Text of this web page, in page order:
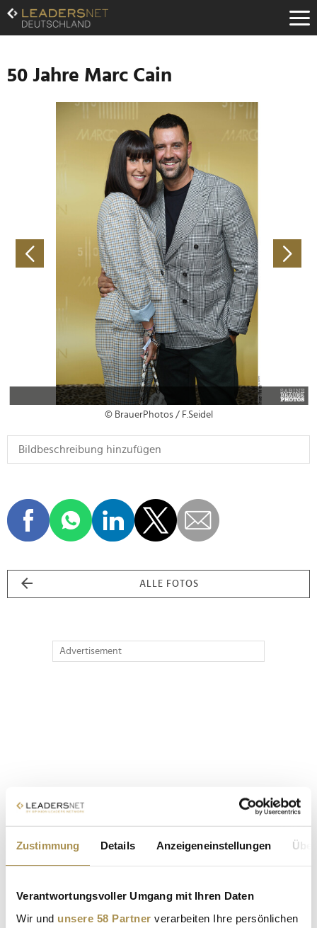
Zustimmung Details Anzeigeneinstellungen
Verantwortungsvoller Umgang mit Ihren Daten
Wir und unsere 58 Partner verarbeiten Ihre persönlichen
Zum
Inhalt
Zur
Navigation
Zur
Hauptnavigation
50 Jahre Marc Cain
© BrauerPhotos / F.Seidel
ALLE FOTOS
Advertisement